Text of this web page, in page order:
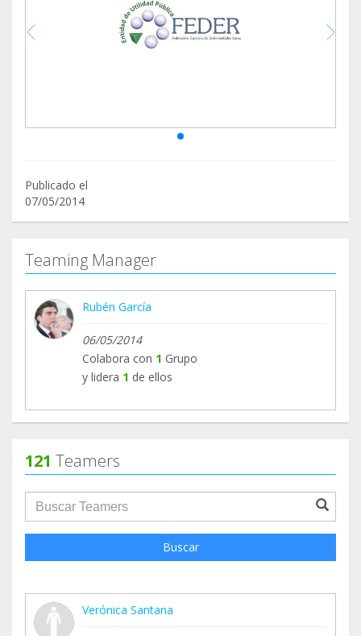
Publicado el
07/05/2014
Teaming Manager
Rubén García
06/05/2014
Colabora con 1 Grupo
y lidera 1 de ellos
121 Teamers
groupProfile.searchForm.search.text???
Buscar
Verónica Santana